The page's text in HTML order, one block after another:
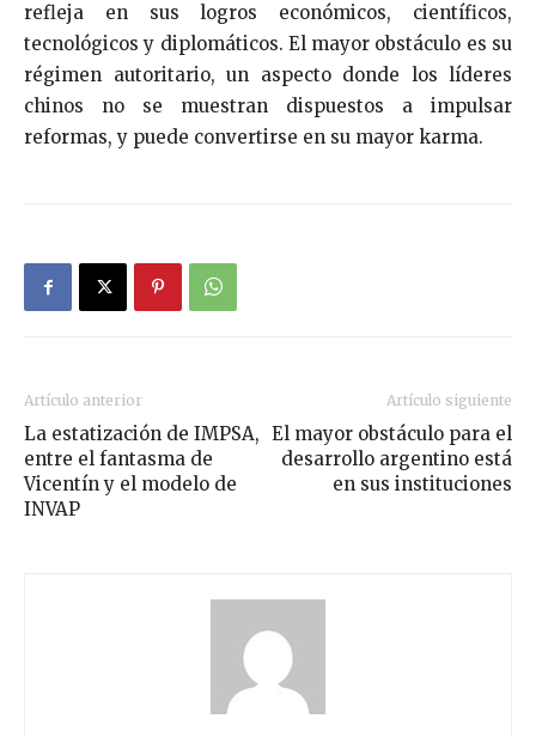
refleja en sus logros económicos, científicos,
tecnológicos y diplomáticos. El mayor obstáculo es su
régimen autoritario, un aspecto donde los líderes
chinos no se muestran dispuestos a impulsar
reformas, y puede convertirse en su mayor karma.
Artículo anterior
La estatización de IMPSA,
entre el fantasma de
Vicentín y el modelo de
INVAP
Artículo siguiente
El mayor obstáculo para el
desarrollo argentino está
en sus instituciones